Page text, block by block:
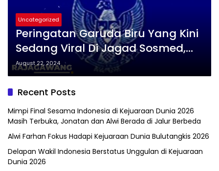
Uncategorized
Peringatan Garuda Biru Yang Kini
Sedang Viral Di Jagad Sosmed,
Apa Maknanya?
August 22, 2024
Recent Posts
Mimpi Final Sesama Indonesia di Kejuaraan Dunia 2026
Masih Terbuka, Jonatan dan Alwi Berada di Jalur Berbeda
Alwi Farhan Fokus Hadapi Kejuaraan Dunia Bulutangkis 2026
Delapan Wakil Indonesia Berstatus Unggulan di Kejuaraan
Dunia 2026